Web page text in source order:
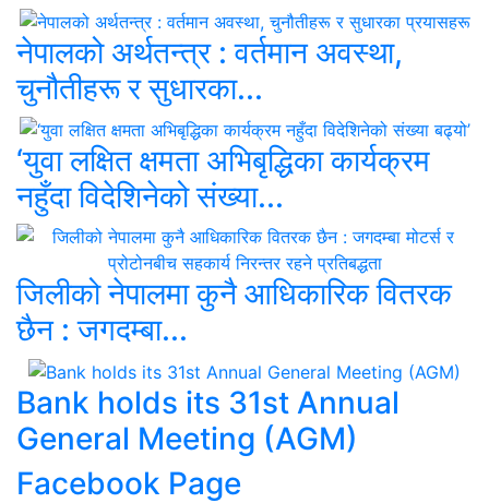
नेपालको अर्थतन्त्र : वर्तमान अवस्था,
चुनौतीहरू र सुधारका...
‘युवा लक्षित क्षमता अभिबृद्धिका कार्यक्रम
नहुँदा विदेशिनेको संख्या...
जिलीको नेपालमा कुनै आधिकारिक वितरक
छैन : जगदम्बा...
Bank holds its 31st Annual
General Meeting (AGM)
Facebook Page